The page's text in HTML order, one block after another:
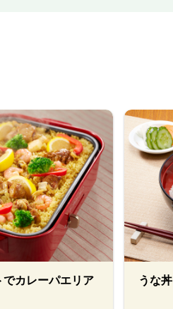
カレーパエリア うな丼